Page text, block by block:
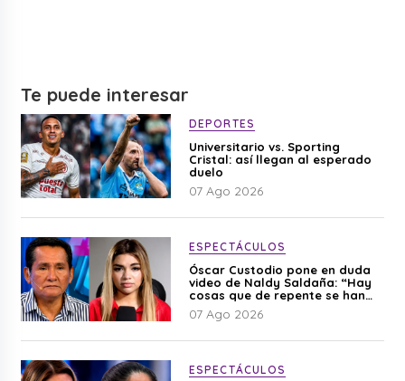
Te puede interesar
DEPORTES
Universitario vs. Sporting
Cristal: así llegan al esperado
duelo
07 Ago 2026
ESPECTÁCULOS
Óscar Custodio pone en duda
video de Naldy Saldaña: “Hay
cosas que de repente se han
editado”
07 Ago 2026
ESPECTÁCULOS